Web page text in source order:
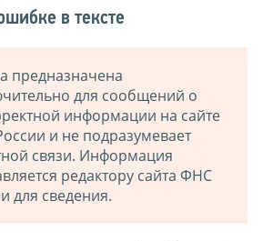
в тексте
предназначена
для сообщений о
информации на сайте
и не подразумевает
связи. Информация
редактору сайта ФНС
для сведения.